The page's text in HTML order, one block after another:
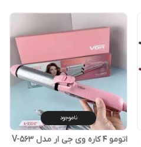
ناموجود
اتومو 4 کاره وی جی ار مدل V-563